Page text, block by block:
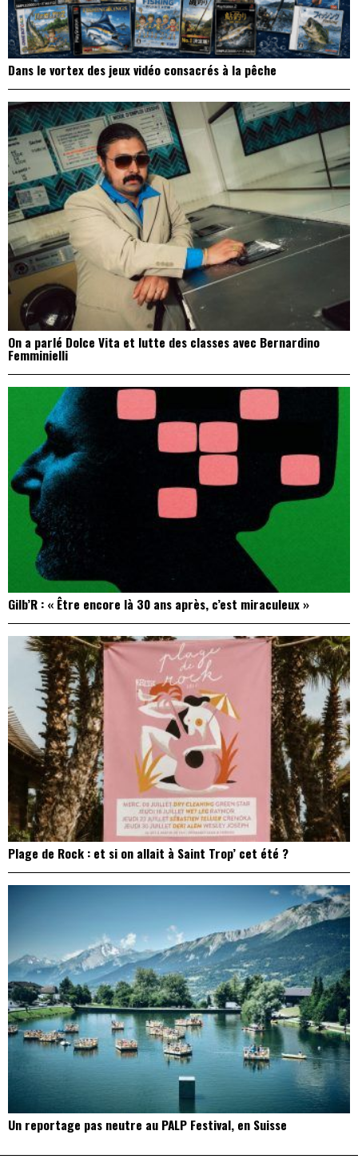
Dans le vortex des jeux vidéo consacrés à la pêche
On a parlé Dolce Vita et lutte des classes avec Bernardino
Femminielli
Gilb’R : « Être encore là 30 ans après, c’est miraculeux »
Plage de Rock : et si on allait à Saint Trop’ cet été ?
Un reportage pas neutre au PALP Festival, en Suisse